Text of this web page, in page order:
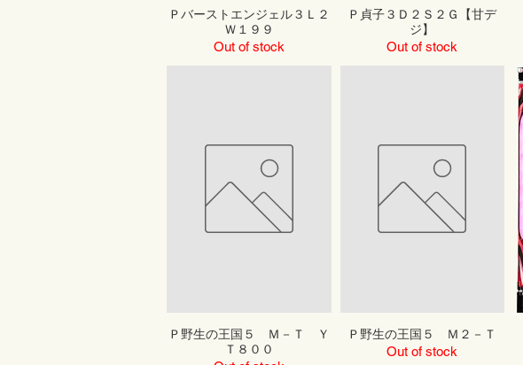
Ｐバーストエンジェル３Ｌ２
Ｗ１９９
Out of stock
Ｐ貞子３Ｄ２Ｓ２Ｇ【甘デ
ジ】
Out of stock
Ｐ野生の王国５ Ｍ－Ｔ Ｙ
Ｔ８００
Ｐ野生の王国５ Ｍ２－Ｔ
Out of stock